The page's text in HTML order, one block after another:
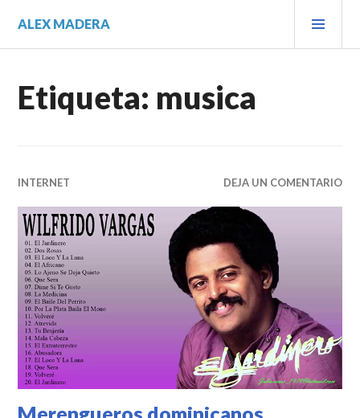
contenido.
ALEX MADERA
Etiqueta: musica
INTERNET DEJA UN COMENTARIO
Merengueros dominicanos